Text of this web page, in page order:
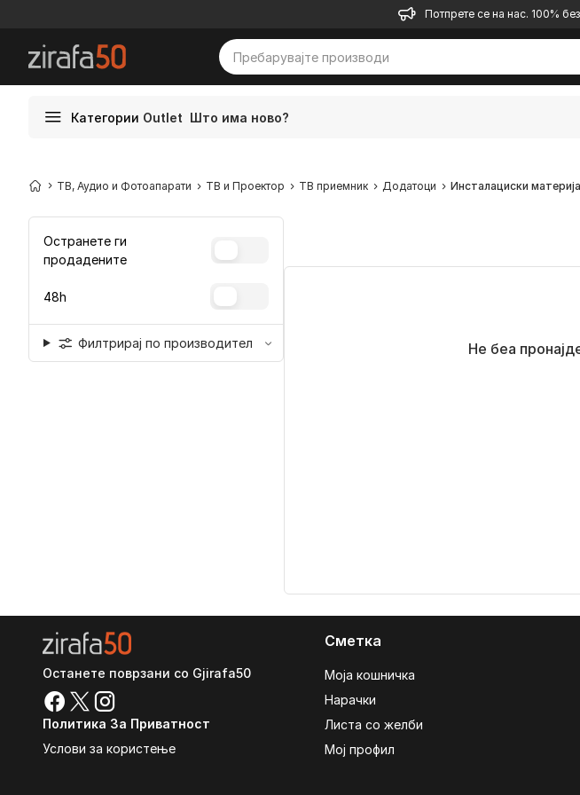
Потпрете се на нас. 100%
Категории Outlet Што има ново?
ТВ, Аудио и Фотоапарати ТВ и Проектор ТВ приемник Додатоци Инсталациски
Остранете ги
продадените
48h
Филтрирај по производител Не беа
Останете поврзани со Gjirafa50
Политика За Приватност
Услови за користење
Сметка
Моја кошничка
Нарачки
Листа со желби
Мој профил